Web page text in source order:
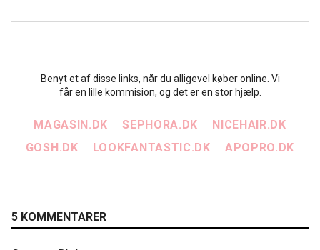
Benyt et af disse links, når du alligevel køber online. Vi
får en lille kommision, og det er en stor hjælp.
MAGASIN.DK SEPHORA.DK
NICEHAIR.DK
GOSH.DK
LOOKFANTASTIC.DK APOPRO.DK
5 KOMMENTARER